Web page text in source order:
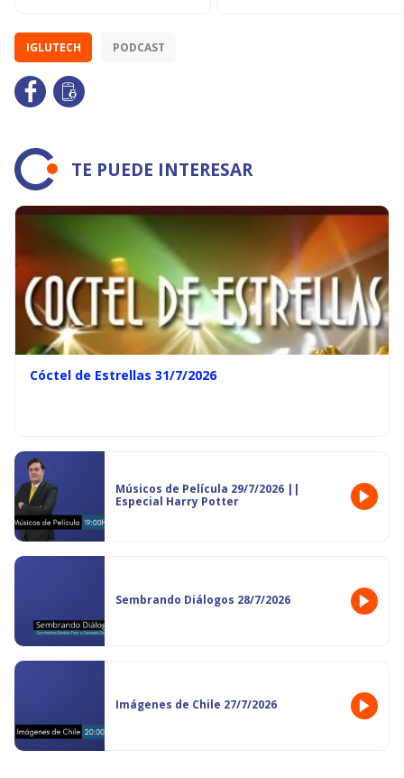
IGLUTECH PODCAST
TE PUEDE INTERESAR
Cóctel de Estrellas 31/7/2026
Músicos de Película 29/7/2026 ||
Especial Harry Potter
Sembrando Diálogos 28/7/2026
Imágenes de Chile 27/7/2026